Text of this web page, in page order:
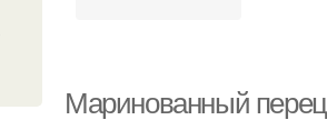
Маринованный